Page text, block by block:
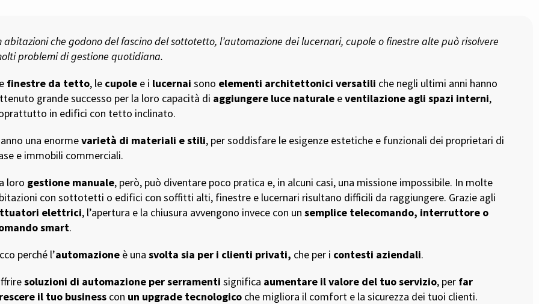
abitazioni che godono del fascino del sottotetto, l’automazione dei lucernari, cupole o finestre alte può risolvere
problemi di gestione quotidiana.
finestre da tetto, le cupole e i lucernai sono elementi architettonici versatili che negli ultimi anni hanno
grande successo per la loro capacità di aggiungere luce naturale eventilazione agli spazi interni,
in edifici con tetto inclinato.
una enormevarietà di materiali e stili, per soddisfare le esigenze estetiche e funzionali dei proprietari di
e immobili commerciali.
loro gestione manuale, però, può diventare poco pratica e, in alcuni casi, una missione impossibile. In molte
con sottotetti o edifici con soffitti alti, finestre e lucernari risultano difficili da raggiungere. Grazie agli
elettrici, l’apertura e la chiusura avvengono invece con unsemplice telecomando, interruttore o
smart.
perché l’automazione è unasvolta sia per i clienti privati, che per i contesti aziendali.
soluzioni di automazione per serramenti significa aumentare il valore del tuo servizio, per far
il tuo business con un upgrade tecnologico che migliora il comfort e la sicurezza dei tuoi clienti.